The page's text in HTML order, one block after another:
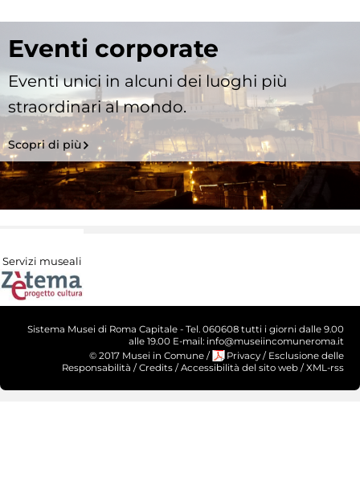
Eventi corporate
Eventi unici in alcuni dei luoghi più
straordinari al mondo.
Scopri di più
Servizi museali
Sistema Musei di Roma Capitale - Tel. 060608 tutti i giorni dalle 9.00
alle 19.00 E-mail: info@museiincomuneroma.it
© 2017 Musei in Comune / Privacy / Esclusione delle
Responsabilità / Credits / Accessibilità del sito web / XML-rss